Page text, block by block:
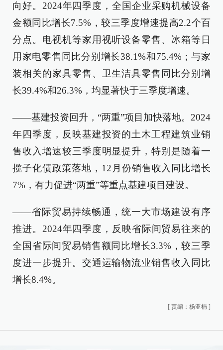
向好。2024年四季度，全国企业采购机械设备
金额同比增长7.5%，较三季度增速提高2.2个百
分点。电视机等家用视听设备零售、冰箱等日
用家电零售同比分别增长38.1%和75.4%；与家
装相关的家具零售、卫生洁具零售同比分别增
长39.4%和26.3%，均显著快于三季度增速。
——基建投资回升，“两重”项目加快落地。2024
年四季度，反映基建投资的土木工程建筑业销
售收入增速较三季度明显提升，特别是随着一
揽子化债政策落地，12月份销售收入同比增长
7%，有力促进“两重”等重点基建项目建设。
——省际贸易持续畅通，统一大市场建设有序
推进。2024年四季度，反映省际间贸易往来的
全国省际间贸易销售额同比增长3.3%，较三季
度进一步提升。交通运输物流业销售收入同比
增长8.4%。
[ 责编：杨亚楠 ]